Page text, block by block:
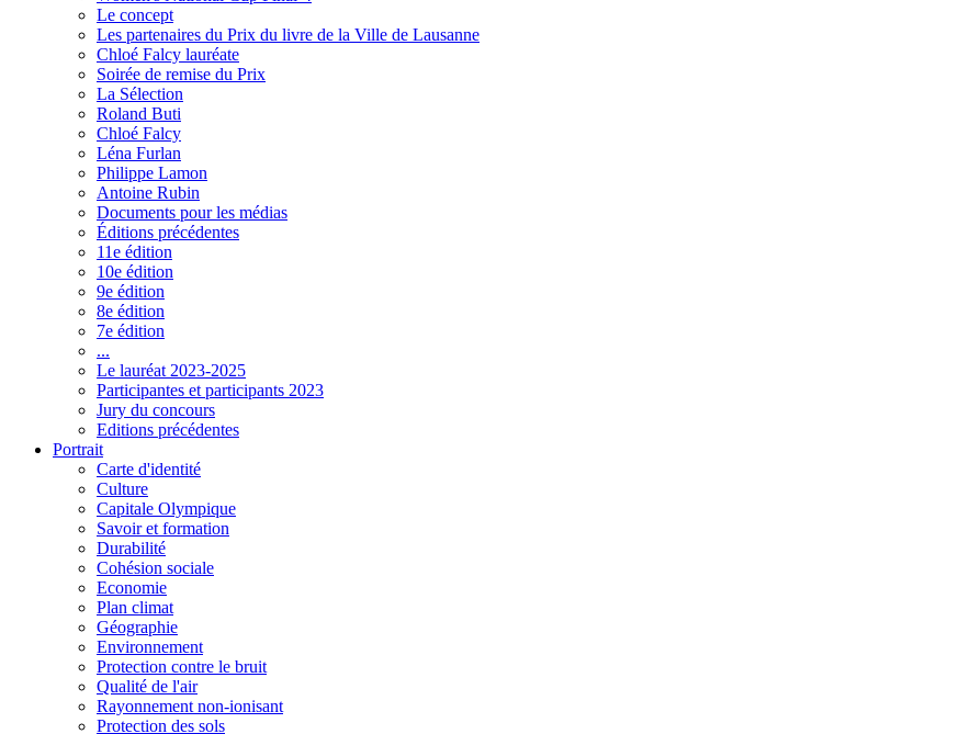
Le concept
Les partenaires du Prix du livre de la Ville de Lausanne
Chloé Falcy lauréate
Soirée de remise du Prix
La Sélection
Roland Buti
Chloé Falcy
Léna Furlan
Philippe Lamon
Antoine Rubin
Documents pour les médias
Éditions précédentes
11e édition
10e édition
9e édition
8e édition
7e édition
...
Le lauréat 2023-2025
Participantes et participants 2023
Jury du concours
Editions précédentes
Portrait
Carte d'identité
Culture
Capitale Olympique
Savoir et formation
Durabilité
Cohésion sociale
Economie
Plan climat
Géographie
Environnement
Protection contre le bruit
Qualité de l'air
Rayonnement non-ionisant
Protection des sols